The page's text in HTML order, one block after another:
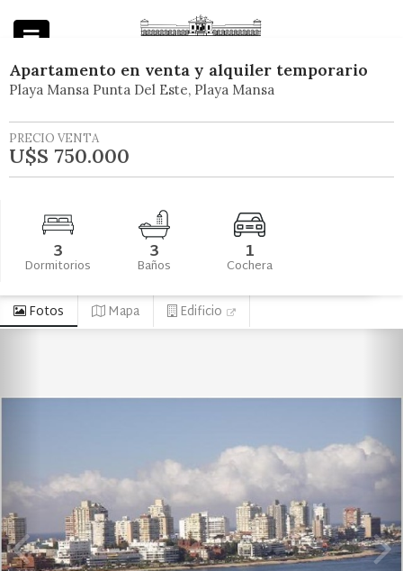
Apartamento en venta y alquiler temporario
Playa Mansa Punta Del Este Playa Mansa
PRECIO VENTA
U$S 750.000
3
Dormitorios 3
Baños 1
Cochera
Fotos Mapa Edificio